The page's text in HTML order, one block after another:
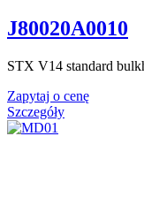
J80020A0010
STX V14 standard
Zapytaj o cenę
Szczegóły